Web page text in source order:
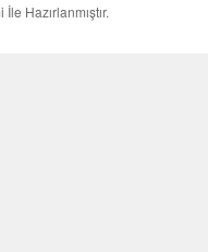
İle Hazırlanmıştır.